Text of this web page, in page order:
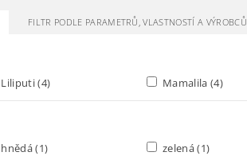
FILTR PODLE PARAMETRŮ, VLASTNOSTÍ A VÝROBCŮ
Liliputi(4) Mamalila (4)
hnědá(1) zelená(1)